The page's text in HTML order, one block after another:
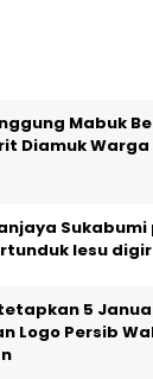
Mabuk
Diamuk
lesu
5
Logo Persib